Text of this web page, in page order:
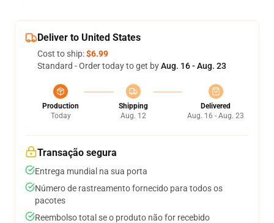
Deliver to United States
Cost to ship:$6.99
Standard - Order today to get byAug. 16 - Aug. 23
Production
Today
Shipping
Aug. 12
Delivered
Aug. 16 - Aug. 23
Transação segura
Entrega mundial na sua porta
Número de rastreamento fornecido para todos os
pacotes
Reembolso total se o produto não for recebido